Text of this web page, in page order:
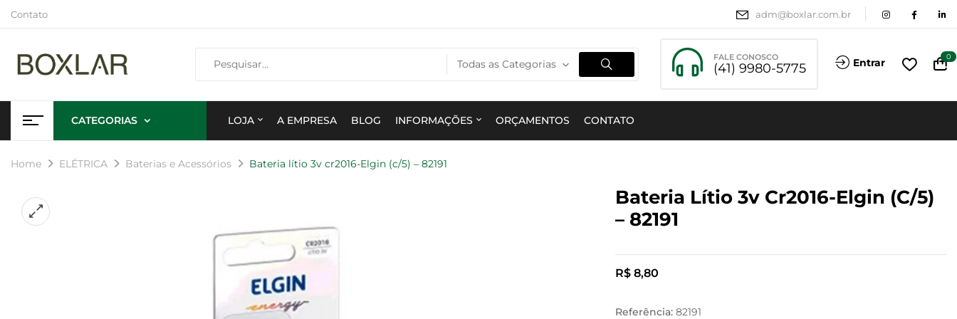
Contato adm@boxlar.com.br
Todas as Categorias
FALE CONOSCO
(41) 9980-5775 Entrar 0
CATEGORIAS LOJA A EMPRESA BLOG INFORMAÇÕES ORÇAMENTOS CONTATO
Home ELÉTRICA Baterias e Acessórios Bateria lítio 3v cr2016-Elgin (c/5) – 82191
Bateria Lítio 3v Cr2016-Elgin (c/5)
– 82191
R$8,80
Referência:82191